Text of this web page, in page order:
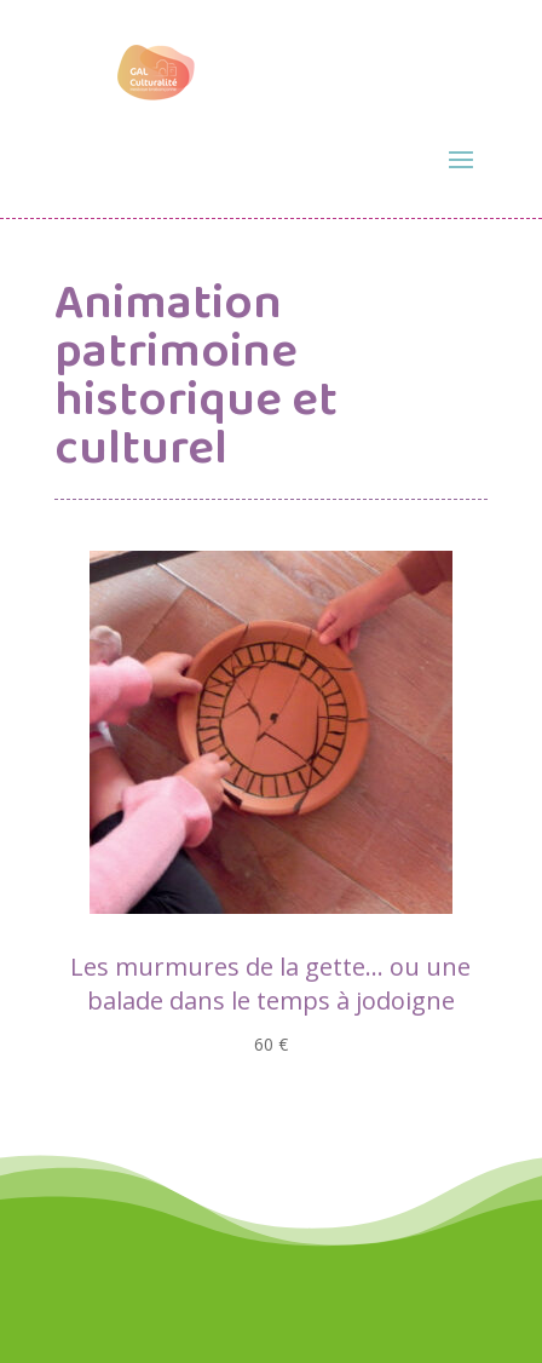
Animation
patrimoine
historique et
culturel
Les murmures de la gette… ou une
balade dans le temps à jodoigne
60 €